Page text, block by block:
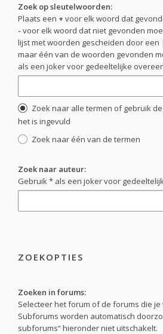
Zoek op sleutelwoorden:
Plaats een + voor elk woord dat
- voor elk woord dat niet gevonden
lijst met woorden gescheiden door een
maar één van de woorden gevonden
als een joker voor gedeeltelijke
Zoek naar alle termen of gebruik
het is ingevuld
Zoek naar één van de termen
Zoek naar auteur:
Gebruik * als een joker voor
ZOEKOPTIES
Zoeken in forums:
Selecteer het forum of de forums die
Subforums worden automatisch
subforums“ hieronder niet uitschakelt.